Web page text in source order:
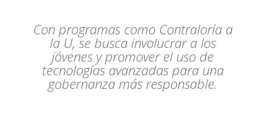
Con programas como Contraloría a
la U, se busca involucrar a los
jóvenes y promover el uso de
tecnologías avanzadas para una
gobernanza más responsable.